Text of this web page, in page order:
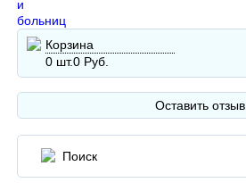
Корзина
0 шт.0 Руб.
Оставить отзыв